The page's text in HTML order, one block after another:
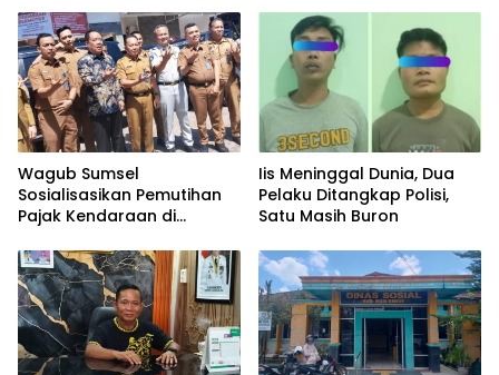
Wagub Sumsel
Sosialisasikan Pemutihan
Pajak Kendaraan di
Iis Meninggal Dunia, Dua
Pelaku Ditangkap Polisi,
Satu Masih Buron